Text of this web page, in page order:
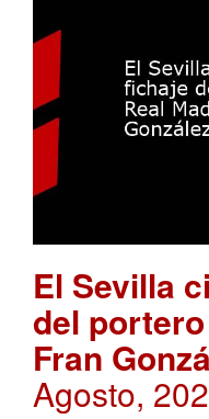
El Sevilla
del
Fran
Agosto,